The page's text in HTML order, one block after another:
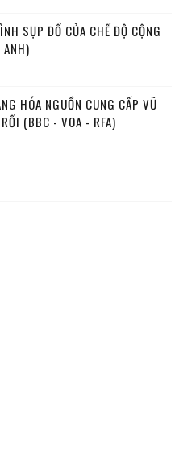
SỤP ĐỔ CỦA CHẾ ĐỘ CỘNG
ANH)
HÓA NGUỒN CUNG CẤP VŨ
(BBC - VOA - RFA)